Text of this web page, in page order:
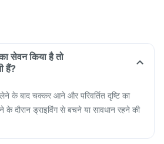
सेवन किया है तो
हैं?
के बाद चक्कर आने और परिवर्तित दृष्टि का
के दौरान ड्राइविंग से बचने या सावधान रहने की